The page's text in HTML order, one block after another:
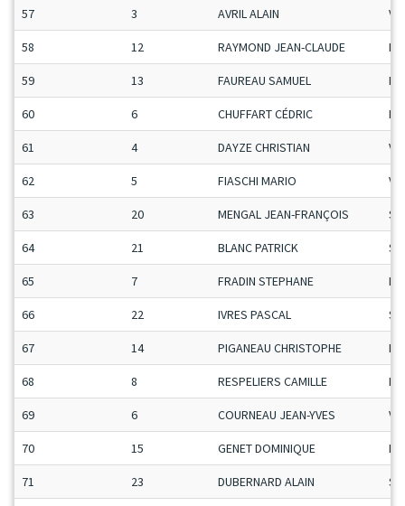
57 3 AVRIL ALAIN
58 12 RAYMOND JEAN-CLAUDE
59 13 FAUREAU SAMUEL
60 6 CHUFFART CÉDRIC
61 4 DAYZE CHRISTIAN
62 5 FIASCHI MARIO
63 20 MENGAL JEAN-FRANÇOIS
64 21 BLANC PATRICK
65 7 FRADIN STEPHANE
66 22 IVRES PASCAL
67 14 PIGANEAU CHRISTOPHE
68 8 RESPELIERS CAMILLE
69 6 COURNEAU JEAN-YVES
70 15 GENET DOMINIQUE
71 23 DUBERNARD ALAIN